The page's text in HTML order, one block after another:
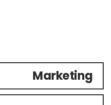
Marketing